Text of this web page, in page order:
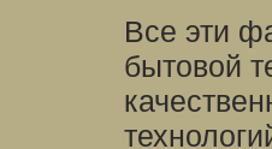
Все эти
бытовой